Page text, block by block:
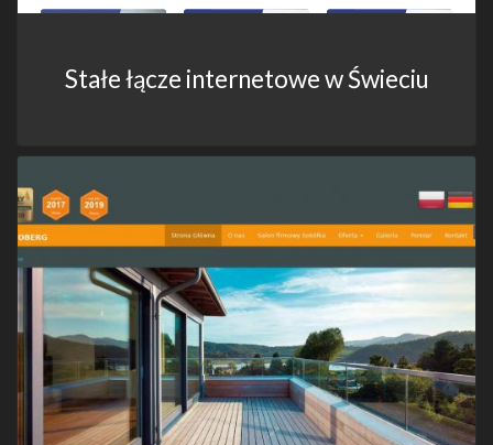
Stałe łącze internetowe w Świeciu